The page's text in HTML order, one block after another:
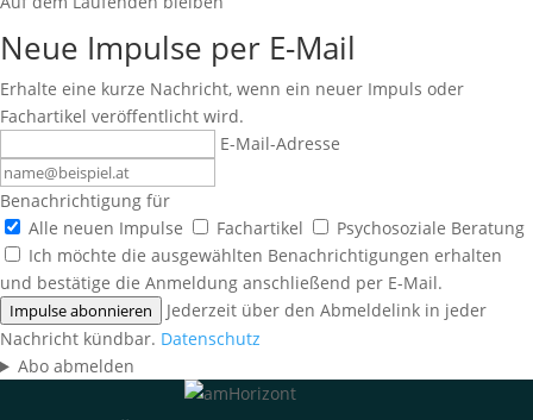
Neue Impulse per E-Mail
Erhalte eine kurze Nachricht, wenn ein neuer Impuls oder
Fachartikel veröffentlicht wird.
E-Mail-Adresse
Benachrichtigung für
Alle neuen Impulse
Fachartikel
Psychosoziale Beratung
Ich möchte die ausgewählten Benachrichtigungen erhalten
und bestätige die Anmeldung anschließend per E-Mail.
Impulse abonnieren
Jederzeit über den Abmeldelink in jeder
Nachricht kündbar. Datenschutz
Abo abmelden